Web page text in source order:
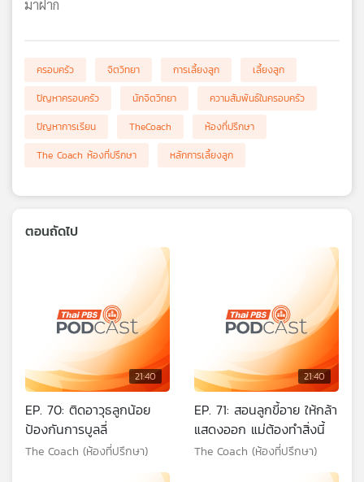
มาฝาก
ครอบครัว จิตวิทยา การเลี้ยงลูก
เลี้ยงลูก
ปัญหาครอบครัว
นักจิตวิทยา
ความสัมพันธ์ในครอบครัว
ปัญหาการเรียน
TheCoach
ห้องที่ปรึกษา
The Coach ห้องที่ปรึกษา
หลักการเลี้ยงลูก
ตอนถัดไป
21:40
EP. 70: ติดอาวุธลูกน้อย
ป้องกันการบูลลี่
The Coach (ห้องที่ปรึกษา)
21:40
EP. 71: สอนลูกขี้อาย ให้กล้า
แสดงออก แม่ต้องทำสิ่งนี้
The Coach (ห้องที่ปรึกษา)